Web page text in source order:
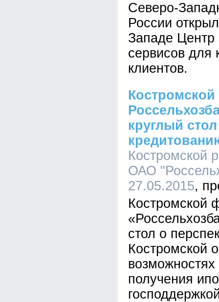
Северо-
России
Западе Центр
сервисов для
клиентов.
круглый
Костромской
ОАО
27.05.2015
Костромской
стол о
Костромской
получения